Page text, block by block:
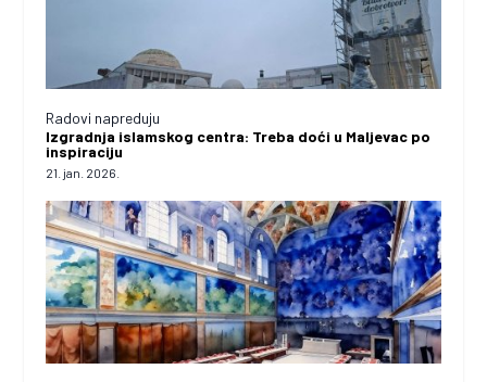
Radovi napreduju
Izgradnja islamskog centra: Treba doći u Maljevac po
inspiraciju
21. jan. 2026.